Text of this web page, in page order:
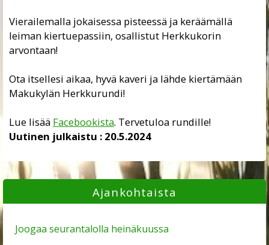
Vierailemalla jokaisessa pisteessä ja keräämällä
leiman kiertuepassiin, osallistut Herkkukorin
arvontaan!
Ota itsellesi aikaa, hyvä kaveri ja lähde kiertämään
Makukylän Herkkurundi!
Lue lisää Facebookista. Tervetuloa rundille!
Uutinen julkaistu : 20.5.2024
Ajankohtaista
Joogaa seurantalolla heinäkuussa